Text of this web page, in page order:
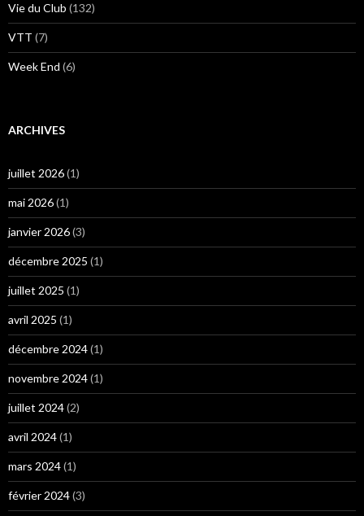
Vie du Club (132)
VTT (7)
Week End (6)
ARCHIVES
juillet 2026(1)
mai 2026(1)
janvier 2026(3)
décembre 2025 (1)
juillet 2025 (1)
avril 2025 (1)
décembre 2024(1)
novembre 2024(1)
juillet 2024(2)
avril 2024(1)
mars 2024(1)
février 2024(3)